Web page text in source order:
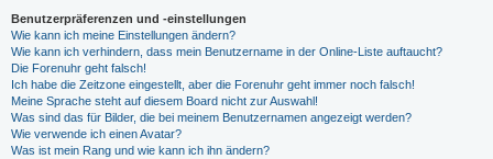
Benutzerpräferenzen und -einstellungen
Wie kann ich meine Einstellungen ändern?
Wie kann ich verhindern, dass mein Benutzername in der Online-Liste auftaucht?
Die Forenuhr geht falsch!
Ich habe die Zeitzone eingestellt, aber die Forenuhr geht immer noch falsch!
Meine Sprache steht auf diesem Board nicht zur Auswahl!
Was sind das für Bilder, die bei meinem Benutzernamen angezeigt werden?
Wie verwende ich einen Avatar?
Was ist mein Rang und wie kann ich ihn ändern?